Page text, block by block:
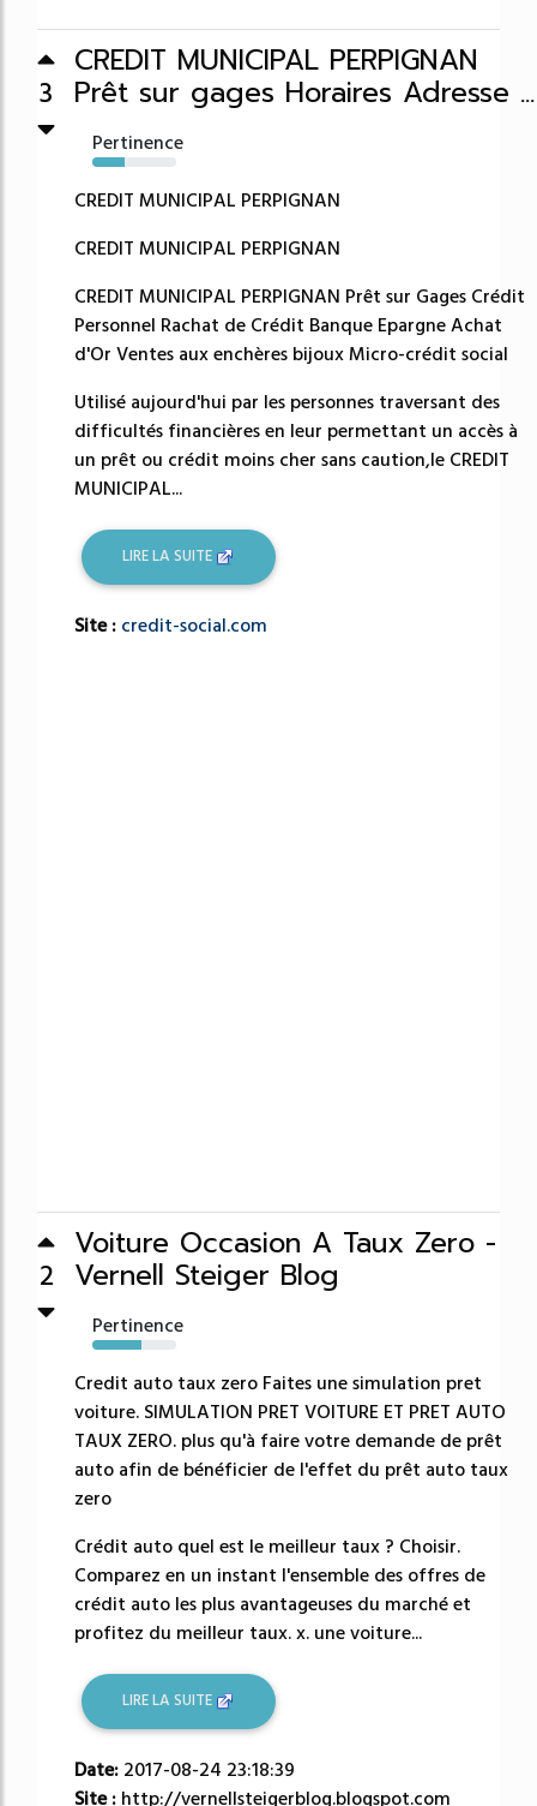
3
CREDIT MUNICIPAL PERPIGNAN
Prêt sur gages Horaires Adresse ...
Pertinence
38%
CREDIT MUNICIPAL PERPIGNAN
CREDIT MUNICIPAL PERPIGNAN
CREDIT MUNICIPAL PERPIGNAN Prêt sur Gages Crédit
Personnel Rachat de Crédit Banque Epargne Achat
d'Or Ventes aux enchères bijoux Micro-crédit social
Utilisé aujourd'hui par les personnes traversant des
difficultés financières en leur permettant un accès à
un prêt ou crédit moins cher sans caution,le CREDIT
MUNICIPAL...
LIRE LA SUITE
Site : credit-social.com
2
Voiture Occasion A Taux Zero -
Vernell Steiger Blog
Pertinence
59%
Credit auto taux zero Faites une simulation pret
voiture. SIMULATION PRET VOITURE ET PRET AUTO
TAUX ZERO. plus qu'à faire votre demande de prêt
auto afin de bénéficier de l'effet du prêt auto taux
zero
Crédit auto quel est le meilleur taux ? Choisir.
Comparez en un instant l'ensemble des offres de
crédit auto les plus avantageuses du marché et
profitez du meilleur taux. x. une voiture...
LIRE LA SUITE
Date: 2017-08-24 23:18:39
Site : http://vernellsteigerblog.blogspot.com